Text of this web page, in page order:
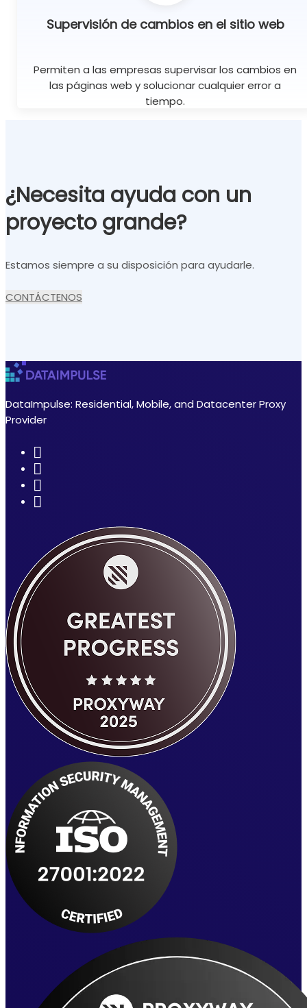
Supervisión de cambios en el sitio web
Permiten a las empresas supervisar los cambios en
las páginas web y solucionar cualquier error a
tiempo.
¿Necesita ayuda con un
proyecto grande?
Estamos siempre a su disposición para ayudarle.
CONTÁCTENOS
DataImpulse: Residential, Mobile, and Datacenter Proxy
Provider